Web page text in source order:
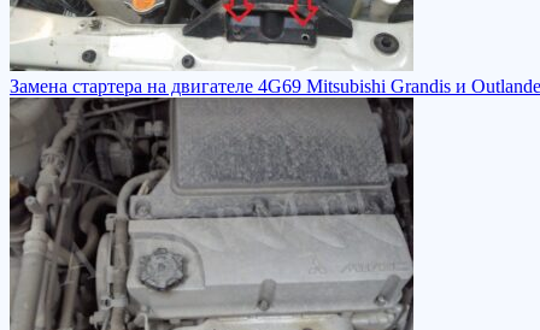
Замена стартера на двигателе 4G69 Mitsubishi Grandis и